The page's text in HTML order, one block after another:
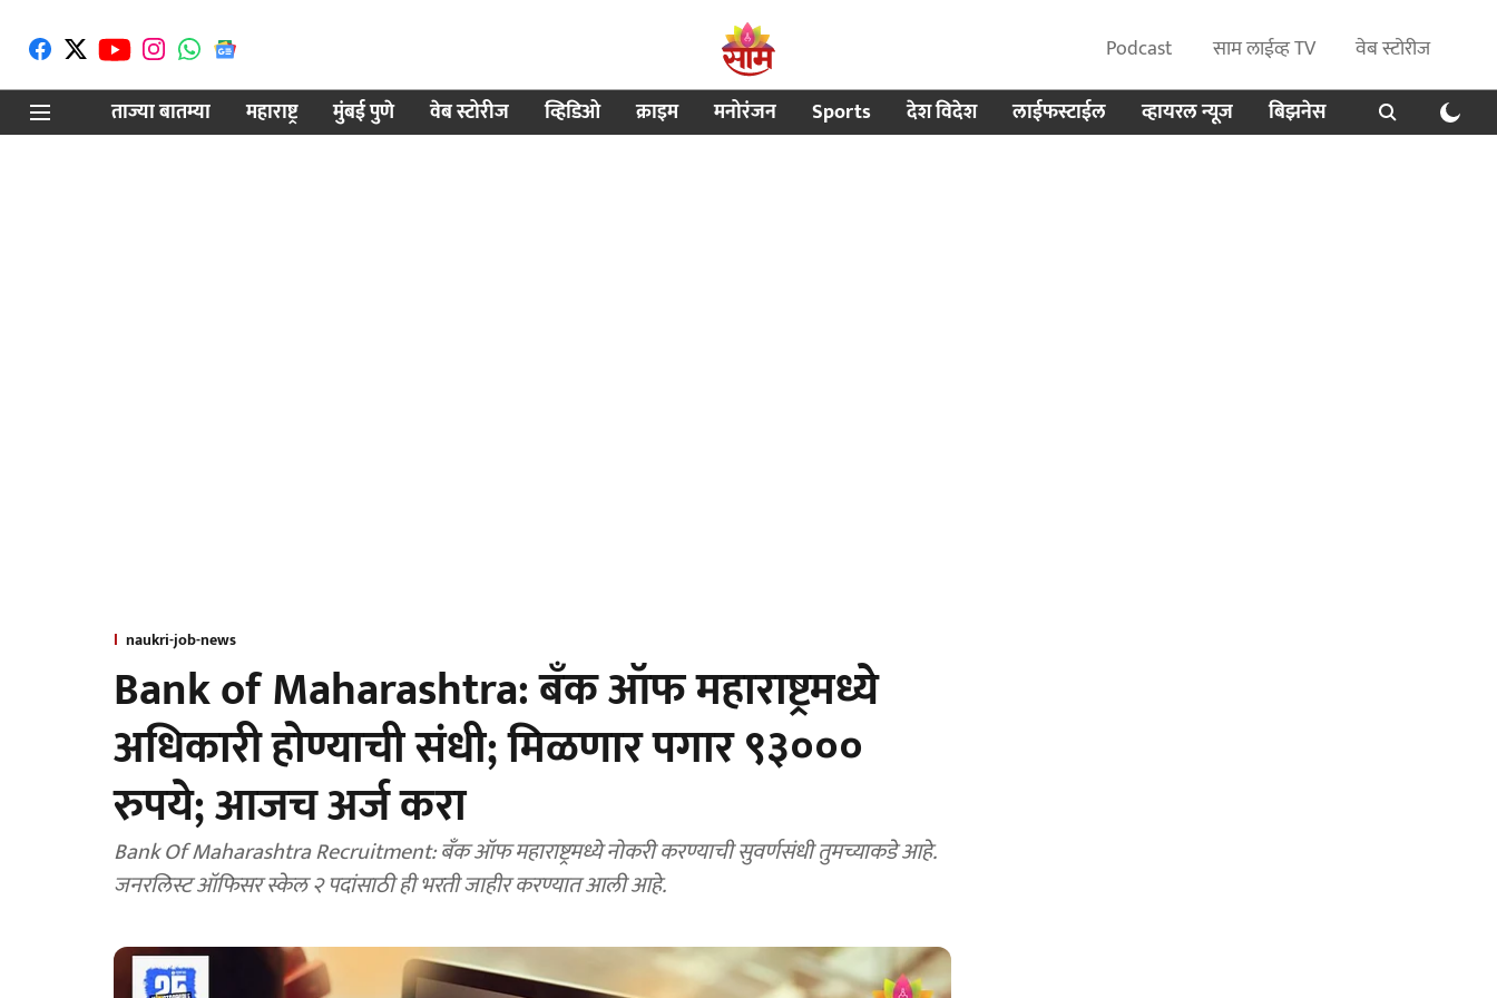
Podcast साम लाईव्ह TV
वेब स्टोरीज
ताज्या बातम्या
महाराष्ट्र मुंबई पुणे वेब स्टोरीज व्हिडिओ क्राइम मनोरंजन Sports देश विदेश लाईफस्टाईल व्हायरल न्यूज बिझनेस
naukri-job-news
Bank of Maharashtra: बँक ऑफ महाराष्ट्रमध्ये
अधिकारी होण्याची संधी; मिळणार पगार ९३०००
रुपये; आजच अर्ज करा
Bank Of Maharashtra Recruitment: बँक ऑफ महाराष्ट्रमध्ये नोकरी करण्याची सुवर्णसंधी तुमच्याकडे आहे.
जनरलिस्ट ऑफिसर स्केल २ पदांसाठी ही भरती जाहीर करण्यात आली आहे.